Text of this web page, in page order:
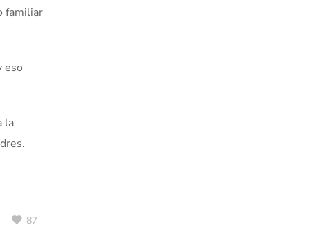
familiar
eso
la
87